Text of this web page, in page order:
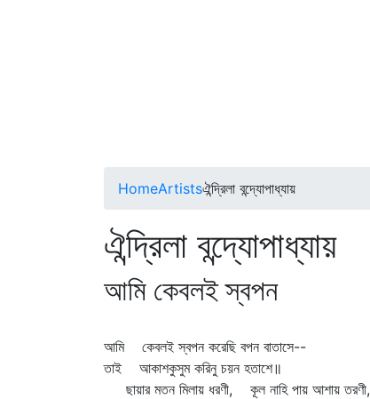
HomeArtistsঐন্দ্রিলা বন্দ্যোপাধ্যায়
ঐন্দ্রিলা বন্দ্যোপাধ্যায়
আমি কেবলই স্বপন
আমি কেবলই স্বপন করেছি বপন বাতাসে--
তাই আকাশকুসুম করিনু চয়ন হতাশে॥
ছায়ার মতন মিলায় ধরণী, কূল নাহি পায় আশায় তরণী,